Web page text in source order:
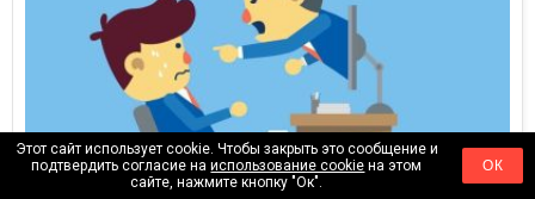
Этот сайт использует cookie. Чтобы закрыть это сообщение и
подтвердить согласие наиспользование cookie на этом
сайте, нажмите кнопку "Ок".
ОК